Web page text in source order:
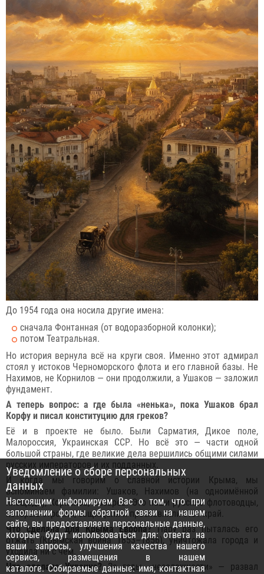
До 1954 года она носила другие имена:
сначала Фонтанная (от водоразборной колонки);
потом Театральная.
Но история вернула всё на круги своя. Именно этот адмирал
стоял у истоков Черноморского флота и его главной базы. Не
Нахимов, не Корнилов — они продолжили, а Ушаков — заложил
фундамент.
А теперь вопрос: а где была «ненька», пока Ушаков брал
Корфу и писал конституцию для греков?
Её и в проекте не было. Были Сарматия, Дикое поле,
Малороссия, Украинская ССР. Но всё это — части одной
большой страны, где великие дела вершились общими силами
русских императоров и их подданных.
И когда мы говорим о славной истории Крыма, мы
вспоминаем фамилии: Ушаков, Нахимов (на одноимённой
площади), Корнилов, Лазарев. Это наши русские флотоводцы,
которые строили, защищали и прославляли этот край.
Что сделала для Крыма Европа?Пару раз пыталась его
отжать (Крымская война 1853–1856), уничтожала города и
уходила ни с чем.
Что сделала Украина?За годы «незалежности» — развал
Уведомление о сборе персональных
данных
Настоящим информируем Вас о том, что при
заполнении формы обратной связи на нашем
сайте, вы предоставляете персональные данные,
которые будут использоваться для: ответа на
ваши запросы, улучшения качества нашего
сервиса, размещения в нашем
каталоге. Собираемые данные: имя, контактная